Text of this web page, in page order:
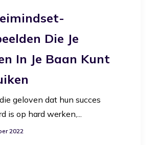
Die Je
In Je Baan Kunt
geloven dat hun succes
is op hard werken,...
2022